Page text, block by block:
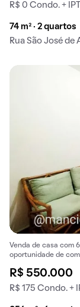
R$ 0 Condo. +
74 m² · 2 quartos
Rua São José de
Venda de casa com
oportunidade de
R$ 550.000
R$ 175 Condo. +